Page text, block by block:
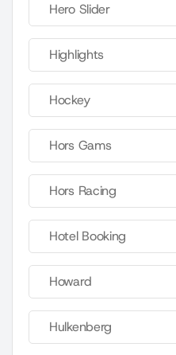
Hero Slider
Highlights
Hockey
Hors Gams
Hors Racing
Hotel Booking
Howard
Hulkenberg